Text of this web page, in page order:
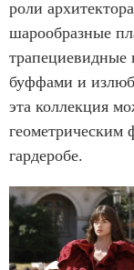
роли
шарообразные
трапециевидные
буффами и
эта коллекция
гардеробе.